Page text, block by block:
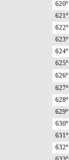
620º
621º
622º
623º
624º
625º
626º
627º
628º
629º
630º
631º
632º